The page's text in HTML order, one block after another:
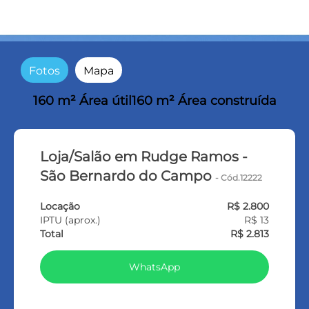
Fotos Mapa
160 m² Área útil160 m² Área construída
Loja/Salão em Rudge Ramos -
São Bernardo do Campo- Cód.12222
Locação
R$ 2.800
IPTU (aprox.)
R$ 13
Total
R$ 2.813
WhatsApp